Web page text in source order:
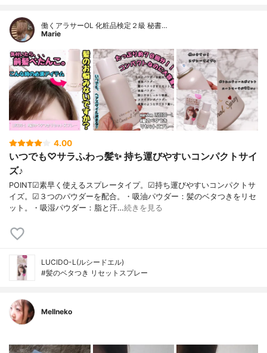
働くアラサーOL 化粧品検定２級 秘書…
Marie
4.00
いつでも♡サラふわっ髪✨ 持ち運びやすいコンパクトサイ
ズ♪
POINT☑素早く使えるスプレータイプ。☑持ち運びやすいコンパクトサ
イズ。☑３つのパウダーを配合。・吸油パウダー：髪のベタつきをリセ
ット。・吸湿パウダー：脂と汗…続きを見る
LUCIDO-L(ルシードエル)
#髪のベタつき リセットスプレー
Mellneko